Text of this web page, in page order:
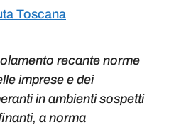
Toscana
recante norme
imprese e dei
in ambienti sospetti
a norma